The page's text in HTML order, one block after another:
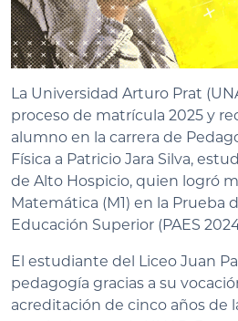
La Universidad Arturo Prat
proceso de matrícula 2025 y
alumno en la carrera de
Física a Patricio Jara Silva,
de Alto Hospicio, quien logró
Matemática (M1) en la Prueba
Educación Superior (PAES
El estudiante del Liceo Juan
pedagogía gracias a su
acreditación de cinco años de